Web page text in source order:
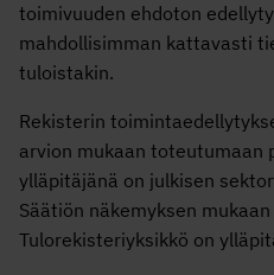
toimivuuden ehdoton
mahdollisimman kattavasti
tuloistakin.
Rekisterin
arvion mukaan toteutumaan
ylläpitäjänä on julkisen
Säätiön näkemyksen
Tulorekisteriyksikkö on